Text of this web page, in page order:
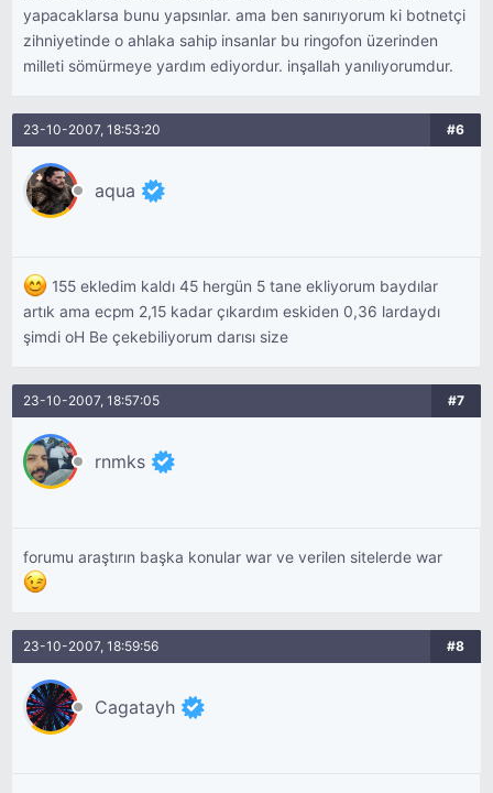
yapacaklarsa bunu yapsınlar. ama ben sanırıyorum ki botnetçi
zihniyetinde o ahlaka sahip insanlar bu ringofon üzerinden
milleti sömürmeye yardım ediyordur. inşallah yanılıyorumdur.
23-10-2007, 18:53:20 #6
aqua
155 ekledim kaldı 45 hergün 5 tane ekliyorum baydılar
artık ama ecpm 2,15 kadar çıkardım eskiden 0,36 lardaydı
şimdi oH Be çekebiliyorum darısı size
23-10-2007, 18:57:05 #7
rnmks
forumu araştırın başka konular war ve verilen sitelerde war
23-10-2007, 18:59:56 #8
Cagatayh